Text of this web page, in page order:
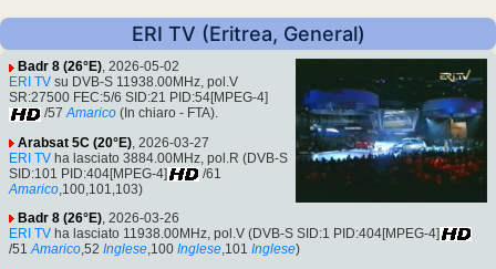
ERI TV (Eritrea, General)
Badr 8 (26°E), 2026-05-02
ERI TV su DVB-S 11938.00MHz, pol.V
SR:27500 FEC:5/6 SID:21 PID:54[MPEG-4]
/57 Amarico (In chiaro - FTA).
Arabsat 5C (20°E) , 2026-03-27
ERI TV ha lasciato 3884.00MHz, pol.R (DVB-S
SID:101 PID:404[MPEG-4]
/61
Amarico,100,101,103)
Badr 8 (26°E), 2026-03-26
ERI TV ha lasciato 11938.00MHz, pol.V (DVB-S SID:1 PID:404[MPEG-4]
/51 Amarico,52 Inglese,100 Inglese,101 Inglese)